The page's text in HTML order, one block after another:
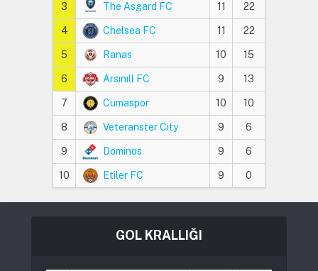
3 The Asgard FC 11 22
4 Chelsea FC 11 22
5 Ranas 10 15
6 Arsınıll FC 9 13
7 Cumaspor 10 10
8 Veteranster City 9 6
9 Dominos 9 6
10 Etiler FC 9 0
GOL KRALLIĞI